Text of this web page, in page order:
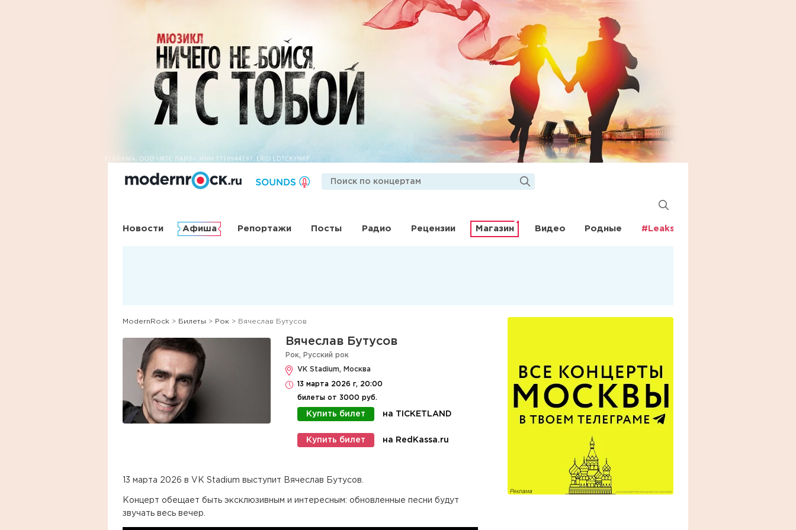
Новости Афиша Репортажи Посты Радио Рецензии Магазин Видео Родные #Leaks
ModernRock > Билеты > Рок > Вячеслав Бутусов
Вячеслав Бутусов
Рок, Русский рок
VK Stadium, Москва
13 марта 2026 г, 20:00
билеты от 3000 руб.
Купить билет на TICKETLAND
Купить билет на RedKassa.ru
13 марта 2026 в VK Stadium выступит Вячеслав Бутусов.
Концерт обещает быть эксклюзивным и интересным: обновленные песни будут
звучать весь вечер.